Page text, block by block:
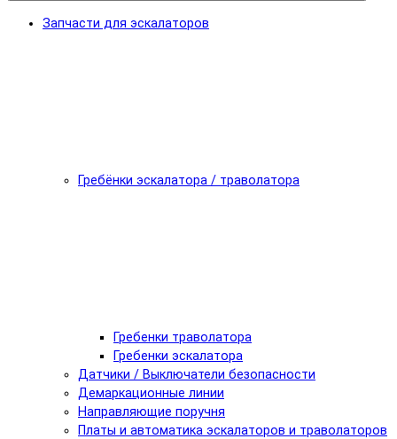
Запчасти для эскалаторов
Гребёнки эскалатора / траволатора
Гребенки траволатора
Гребенки эскалатора
Датчики / Выключатели безопасности
Демаркационные линии
Направляющие поручня
Платы и автоматика эскалаторов и траволаторов